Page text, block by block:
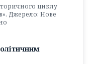
циклу
Джерело: Нове